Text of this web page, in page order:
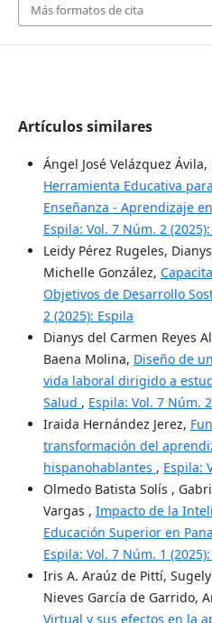
Más formatos de cita
Artículos similares
Ángel José Velázquez
Herramienta Educativa
Enseñanza - Aprendizaje
Espila: Vol. 7 Núm. 2
Leidy Pérez Rugeles,
Michelle González,
Objetivos de Desarrollo
2 (2025): Espila
Dianys del Carmen Reyes
Baena Molina, Diseño de
vida laboral dirigido a
Salud , Espila: Vol. 7 Núm.
Iraida Hernández Jerez,
transformación del
hispanohablantes , Espila:
Olmedo Batista Solís ,
Vargas , Impacto de la
Educación Superior en
Espila: Vol. 7 Núm. 1
Iris A. Araúz de Pittí,
Nieves García de Garrido,
Virtual y sus efectos en la